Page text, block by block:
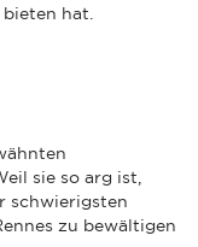
hat.
sie so arg ist,
schwierigsten
zu bewältigen